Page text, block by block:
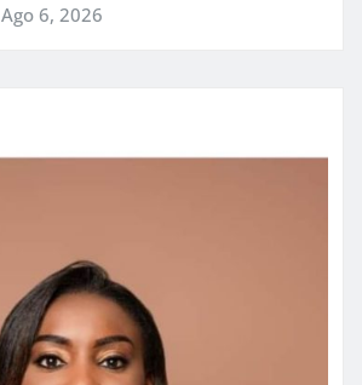
Ago 6, 2026